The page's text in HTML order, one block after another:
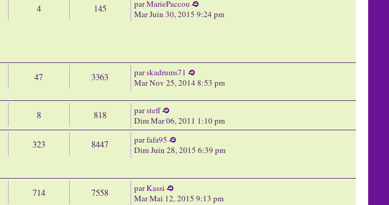
4 145 parMariePaccou
Mar Juin 30, 2015 9:24 pm
47 3363 parskadrums71
Mar Nov 25, 2014 8:53 pm
8 818 parsteff
Dim Mar 06, 2011 1:10 pm
323 8447 parfafa95
Dim Juin 28, 2015 6:39 pm
714 7558 parKassi
Mar Mai 12, 2015 9:13 pm